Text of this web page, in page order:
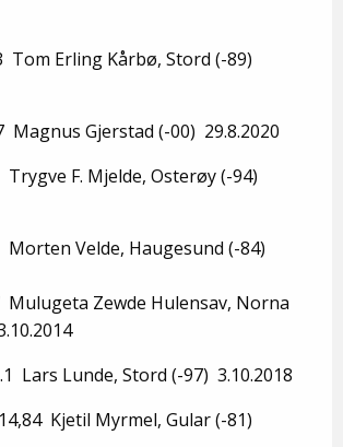
Tom Erling Kårbø, Stord (-89)
Magnus Gjerstad (-00) 29.8.2020
Trygve F. Mjelde, Osterøy (-94)
Morten Velde, Haugesund (-84)
Mulugeta Zewde Hulensav, Norna
Lars Lunde, Stord (-97) 3.10.2018
14,84 Kjetil Myrmel, Gular (-81)